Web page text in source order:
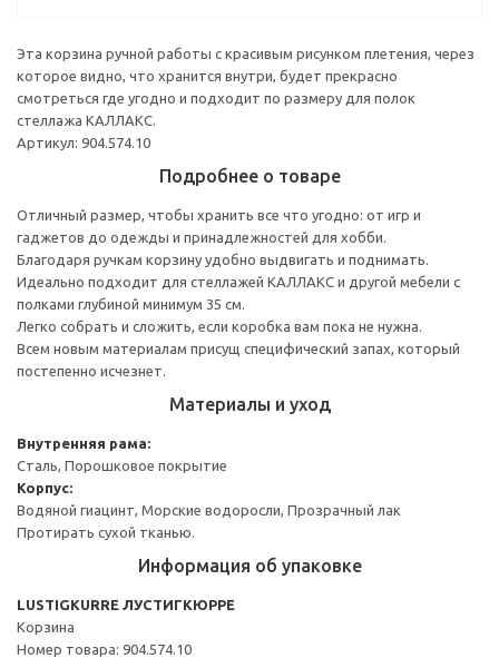
Эта корзина ручной работы с красивым рисунком плетения, через
которое видно, что хранится внутри, будет прекрасно
смотреться где угодно и подходит по размеру для полок
стеллажа КАЛЛАКС.
Артикул: 904.574.10
Подробнее о товаре
Отличный размер, чтобы хранить все что угодно: от игр и
гаджетов до одежды и принадлежностей для хобби.
Благодаря ручкам корзину удобно выдвигать и поднимать.
Идеально подходит для стеллажей КАЛЛАКС и другой мебели с
полками глубиной минимум 35 см.
Легко собрать и сложить, если коробка вам пока не нужна.
Всем новым материалам присущ специфический запах, который
постепенно исчезнет.
Материалы и уход
Внутренняя рама:
Сталь, Порошковое покрытие
Корпус:
Водяной гиацинт, Морские водоросли, Прозрачный лак
Протирать сухой тканью.
Информация об упаковке
LUSTIGKURRE ЛУСТИГКЮРРЕ
Корзина
Номер товара: 904.574.10